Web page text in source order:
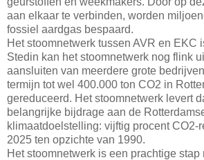
aan elkaar te verbinden, worden
fossiel aardgas bespaard.
Het stoomnetwerk tussen AVR en EKC
Stedin kan het stoomnetwerk nog flink
aansluiten van meerdere grote
termijn tot wel 400.000 ton CO2 in
gereduceerd. Het stoomnetwerk levert
belangrijke bijdrage aan de
klimaatdoelstelling: vijftig procent CO2-
2025 ten opzichte van 1990.
Het stoomnetwerk is een prachtige